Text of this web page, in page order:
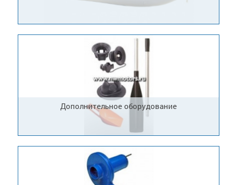
Дополнительное оборудование